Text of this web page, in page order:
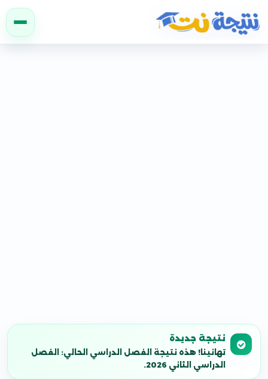
نتيجة نت
نتيجة جديدة
تهانينا! هذه نتيجة الفصل الدراسي الحالي: الفصل
الدراسي الثاني 2026.